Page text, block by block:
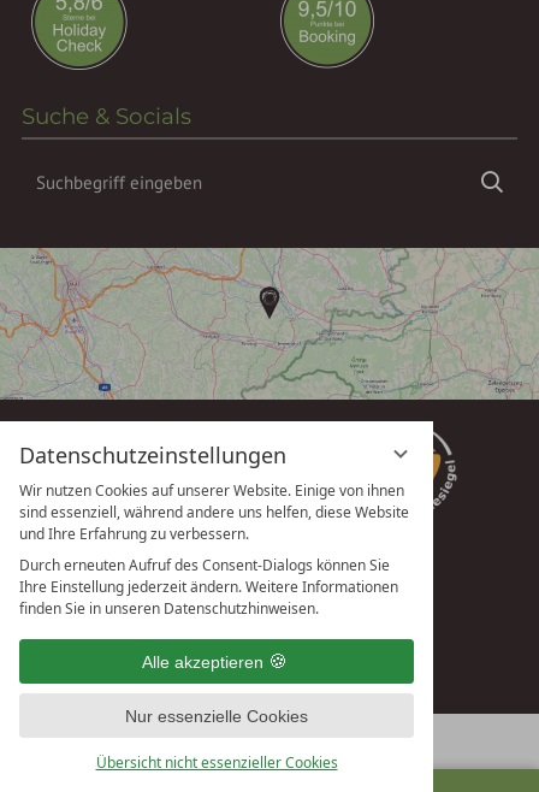
Datenschutzeinstellungen
Wir nutzen Cookies auf unserer Website. Einige von ihnen
sind essenziell, während andere uns helfen, diese Website
und Ihre Erfahrung zu verbessern.
Durch erneuten Aufruf des Consent-Dialogs können Sie
Ihre Einstellung jederzeit ändern. Weitere Informationen
finden Sie in unseren Datenschutzhinweisen.
Alle akzeptieren
Nur essenzielle Cookies
Übersicht nicht essenzieller Cookies
Suche & Socials
Suchbegriff
vioma GmbH